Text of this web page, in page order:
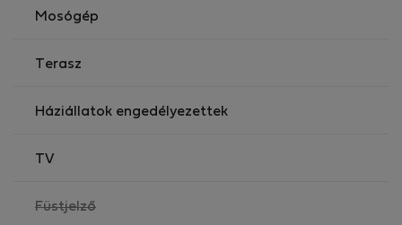
Mosógép
Terasz
Háziállatok engedélyezettek
TV
Füstjelző,